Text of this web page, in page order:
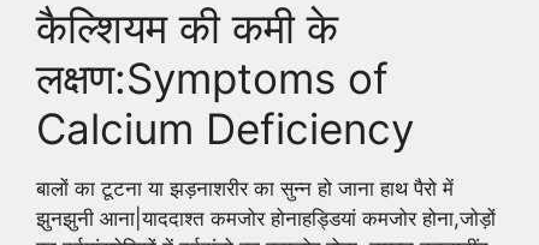
कैल्शियम की कमी के
लक्षण:Symptoms of
Calcium Deficiency
बालों का टूटना या झड़नाशरीर का सुन्न हो जाना हाथ पैरो में
झुनझुनी आना|याददाश्त कमजोर होनाहड्डियां कमजोर होना,जोड़ों